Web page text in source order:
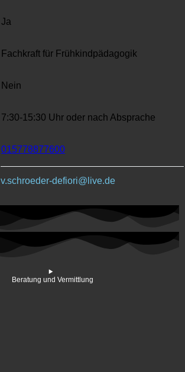
Ja
Fachkraft für Frühkindpädagogik
Nein
7:30-15:30 Uhr oder nach Absprache
015778877600
v.schroeder-defiori@live.de
Beratung und Vermittlung